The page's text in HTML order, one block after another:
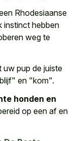
Rhodesiaanse
instinct hebben
weg te
pup de juiste
en "kom".
honden en
op een af en